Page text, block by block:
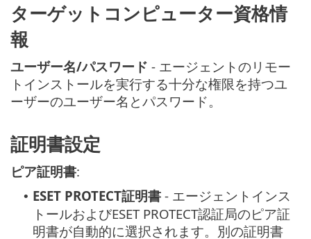
ターゲットコンピューター資格情
報
ユーザー名/パスワード - エージェントのリモー
トインストールを実行する十分な権限を持つユ
ーザーのユーザー名とパスワード。
証明書設定
ピア証明書:
• ESET PROTECT証明書 - エージェントインス
トールおよびESET PROTECT認証局のピア証
明書が自動的に選択されます。別の証明書